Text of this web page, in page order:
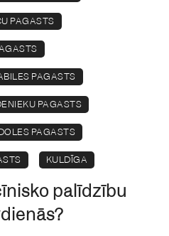
PAGASTS
PAGASTS
PAGASTS
PAGASTS
KULDĪGA
palīdzību